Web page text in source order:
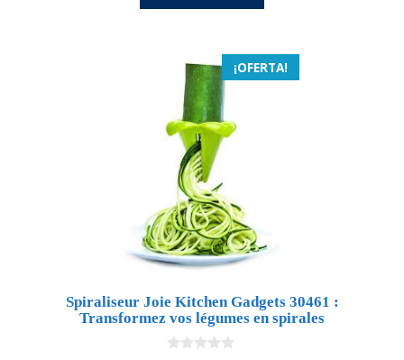
¡OFERTA!
Spiraliseur Joie Kitchen Gadgets 30461 :
Transformez vos légumes en spirales